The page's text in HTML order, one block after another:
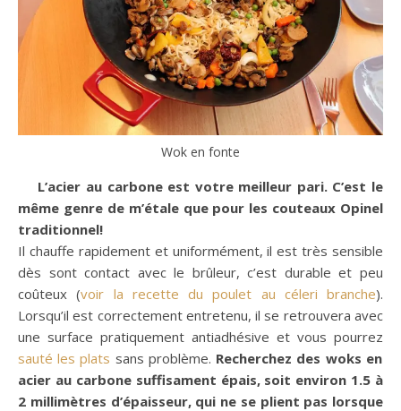
Wok en fonte
L’acier au carbone est votre meilleur pari. C’est le
même genre de m’étale que pour les couteaux Opinel
traditionnel!
Il chauffe rapidement et uniformément, il est très sensible
dès sont contact avec le brûleur, c’est durable et peu
coûteux (voir la recette du poulet au céleri branche).
Lorsqu’il est correctement entretenu, il se retrouvera avec
une surface pratiquement antiadhésive et vous pourrez
sauté les plats sans problème. Recherchez des woks en
acier au carbone suffisament épais, soit environ 1.5 à
2 millimètres d’épaisseur, qui ne se plient pas lorsque